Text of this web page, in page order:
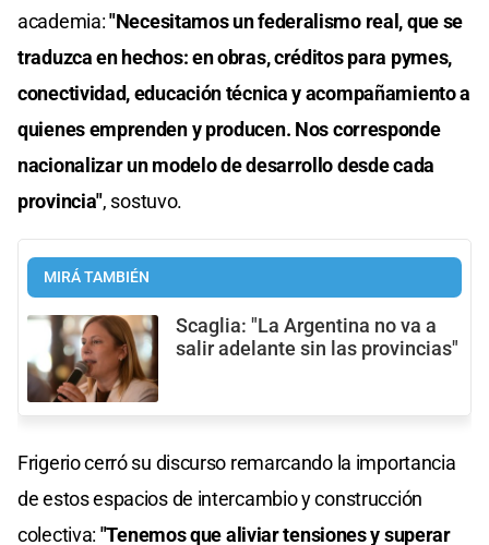
academia:"Necesitamos un federalismo real, que se
traduzca en hechos: en obras, créditos para pymes,
conectividad, educación técnica y acompañamiento a
quienes emprenden y producen. Nos corresponde
nacionalizar un modelo de desarrollo desde cada
provincia", sostuvo.
MIRÁ TAMBIÉN
Scaglia: "La Argentina no va a
salir adelante sin las provincias"
Frigerio cerró su discurso remarcando la importancia
de estos espacios de intercambio y construcción
colectiva: "Tenemos que aliviar tensiones y superar